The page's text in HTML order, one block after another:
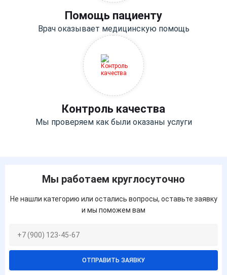
Помощь пациенту
Врач оказывает медицинскую помощь
Контроль качества
Мы проверяем как были оказаны услуги
Мы работаем круглосуточно
Не нашли категорию или остались вопросы, оставьте заявку
и мы поможем вам
ОТПРАВИТЬ ЗАЯВКУ